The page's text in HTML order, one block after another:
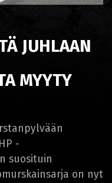
JUHLAAN
MYYTY
-
suosituin
on nyt